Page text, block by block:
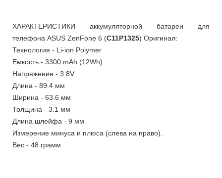
ХАРАКТЕРИСТИКИ аккумуляторной батареи для
телефона ASUS ZenFone 6 (C11P1325) Оригинал:
Технология - Li-ion Polymer
Емкость - 3300 mAh (12Wh)
Напряжение - 3.8V
Длина - 89.4 мм
Ширина - 63.6 мм
Толщина - 3.1 мм
Длина шлейфа - 9 мм
Измерение минуса и плюса (слева на право).
Вес - 48 грамм